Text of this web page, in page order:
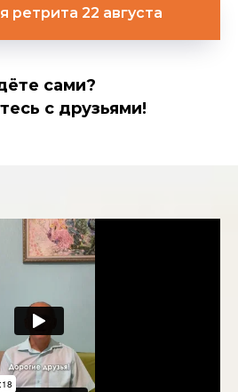
ретрита 22 августа
сами?
с друзьями!